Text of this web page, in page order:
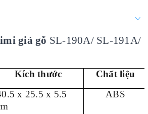
giả gỗ SL-190A/ SL-191A/
Kích thước Chất liệu
x 25.5 x 5.5
ABS